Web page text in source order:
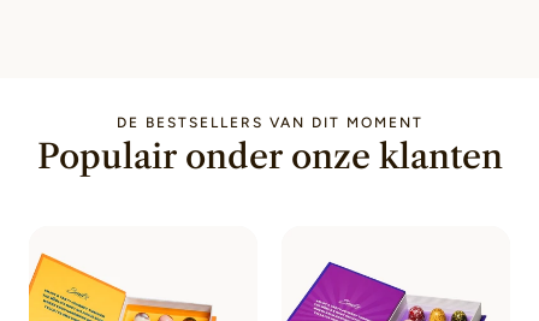
DE BESTSELLERS VAN DIT MOMENT
Populair onder onze klanten